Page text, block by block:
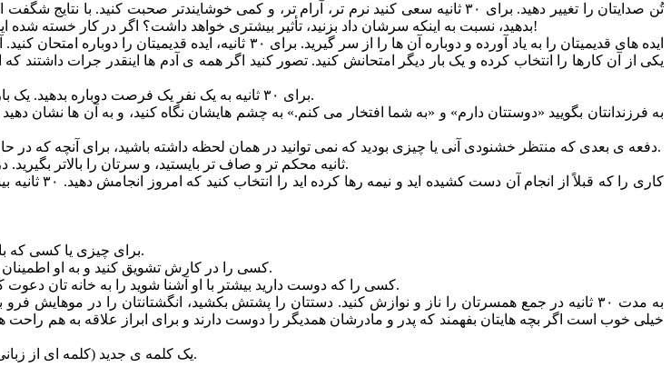
بدهید، نسبت به اینکه سرشان داد بزنید، تأثیر بیشتری خواهد داشت؟ اگر در کار خسته شده اید، حتی فقط برای ۳۰ ثانیه سعی کنید لحن صدایتان را آرام تر کنید، شاید زودتر به نتیجه رسیدید!
یکی از آن کارها را انتخاب کرده و یک بار دیگر امتحانش کنید. تصور کنید اگر همه ی آدم ها اینقدر جرات
۳- برای ۳۰ ثانیه به یک نفر یک فرصت دوباره بدهید. یک بار دیگر به حرف هایش گوش دهید، یا یک بار دیگر به او فرصت دهید شاید که تغییر کرده باشد.
۵- دفعه ی بعدی که منتظر خشنودی آنی یا چیزی بودید که نمی توانید در همان لحظه داشته باشید، برای آنچه که در حال حاضر دارید، ۳۰ ثانیه از خدا تشکر و قدردانی کنید. این کار باعث تغییر رفتارتان خواهد شد.
۶- ۳۰ ثانیه محکم تر و صاف تر بایستید، و سرتان را بالاتر بگیرید. در چشم های دیگران نگاه کنید و با اطمینان بیشتر راه بروید. ببینید چه احساس خوبی دارد.
۱۰- برای چیزی یا کسی که باورش دهید، بایستید. یک جمله ی حمایت کننده، حوزه ی نفوذ شما را گسترده تر خواهد کرد.
۱۱- کسی را در کارش تشویق کنید و به او اطمینان خاطر بدهید. به او بگویید که «تو می توانی!» او را باور داشته باشید و این باور را نشان دهید.
۱۲- کسی را که دوست دارید بیشتر با او آشنا شوید را به خانه تان دعوت کنید. می توانید شام را کنار هم صرف کنید. از این دعوت برای یک دوستی تازه استفاده کنید.
۱۴- یک کلمه ی جدید (کلمه ای از زبانی خارجی که به خوبی به آن تسلط ندارید) یا یک چیز تازه در مورد یک فرهنگ دیگر یاد بگیرید.